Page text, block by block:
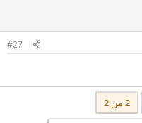
#27
2 من 2